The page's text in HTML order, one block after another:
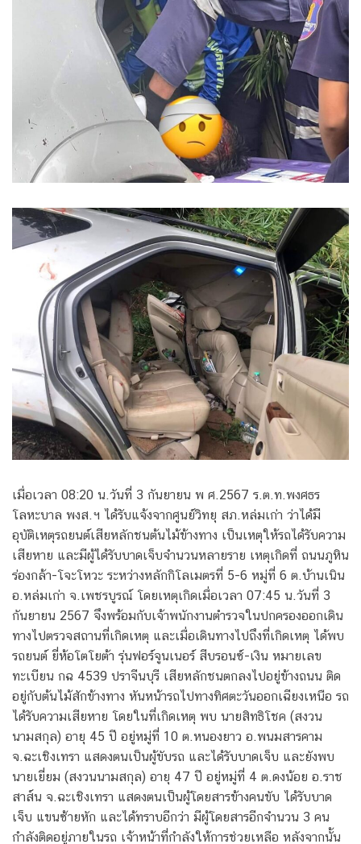
เมื่อเวลา 08:20 น.วันที่ 3 กันยายน พ ศ.2567 ร.ต.ท.พงศธร
โลหะบาล พงส.ฯ ได้รับแจ้งจากศูนย์วิทยุ สภ.หล่มเก่า ว่าได้มี
อุบัติเหตุรถยนต์เสียหลักชนต้นไม้ข้างทาง เป็นเหตุให้รถได้รับความ
เสียหาย และมีผู้ได้รับบาดเจ็บจำนวนหลายราย เหตุเกิดที่ ถนนภูหิน
ร่องกล้า-โจะโหวะ ระหว่างหลักกิโลเมตรที่ 5-6 หมู่ที่ 6 ต.บ้านเนิน
อ.หล่มเก่า จ.เพชรบูรณ์ โดยเหตุเกิดเมื่อเวลา 07:45 น.วันที่ 3
กันยายน 2567 จึงพร้อมกับเจ้าพนักงานตำรวจในปกครองออกเดิน
ทางไปตรวจสถานที่เกิดเหตุ และเมื่อเดินทางไปถึงที่เกิดเหตุ ได้พบ
รถยนต์ ยี่ห้อโตโยต้า รุ่นฟอร์จูนเนอร์ สีบรอนซ์-เงิน หมายเลข
ทะเบียน กฉ 4539 ปราจีนบุรี เสียหลักชนตกลงไปอยู่ข้างถนน ติด
อยู่กับต้นไม้สักข้างทาง หันหน้ารถไปทางทิศตะวันออกเฉียงเหนือ รถ
ได้รับความเสียหาย โดยในที่เกิดเหตุ พบ นายสิทธิโชค (สงวน
นามสกุล) อายุ 45 ปี อยู่หมู่ที่ 10 ต.หนองยาว อ.พนมสารคาม
จ.ฉะเชิงเทรา แสดงตนเป็นผู้ขับรถ และได้รับบาดเจ็บ และยังพบ
นายเยี่ยม (สงวนนามสกุล) อายุ 47 ปี อยู่หมู่ที่ 4 ต.ดงน้อย อ.ราช
สาส์น จ.ฉะเชิงเทรา แสดงตนเป็นผู้โดยสารข้างคนขับ ได้รับบาด
เจ็บ แขนซ้ายหัก และได้ทราบอีกว่า มีผู้โดยสารอีกจำนวน 3 คน
กำลังติดอยู่ภายในรถ เจ้าหน้าที่กำลังให้การช่วยเหลือ หลังจากนั้น